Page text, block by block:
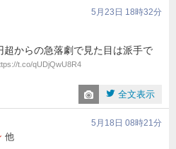
5月23日 18時32分
からの急落劇で見た目は派手で
t.co/qUDjQwU8R4
全文表示
5月18日 08時21分
他